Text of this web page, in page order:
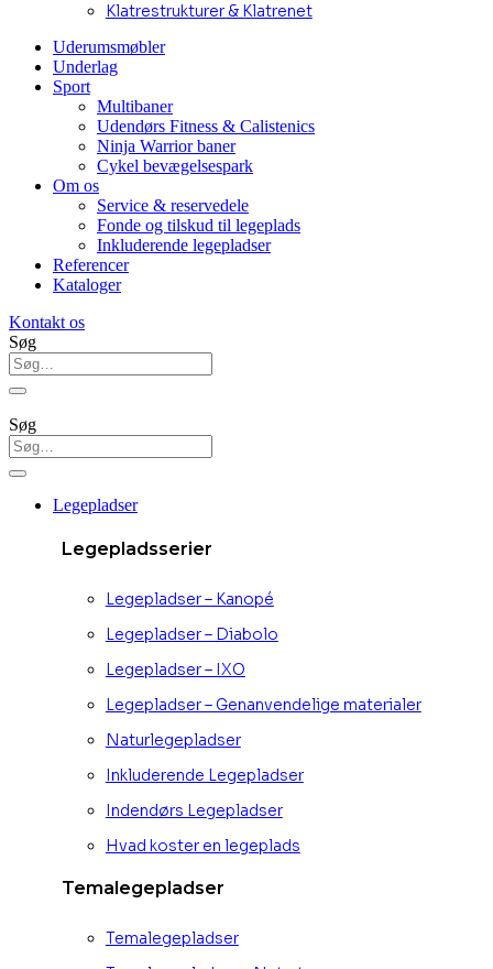
Klatrestrukturer & Klatrenet
Uderumsmøbler
Underlag
Sport
Multibaner
Udendørs Fitness & Calistenics
Ninja Warrior baner
Cykel bevægelsespark
Om os
Service & reservedele
Fonde og tilskud til legeplads
Inkluderende legepladser
Referencer
Kataloger
Kontakt os
Søg
Søg
Legepladser
Legepladsserier
Legepladser – Kanopé
Legepladser – Diabolo
Legepladser – IXO
Legepladser – Genanvendelige materialer
Naturlegepladser
Inkluderende Legepladser
Indendørs Legepladser
Hvad koster en legeplads
Temalegepladser
Temalegepladser